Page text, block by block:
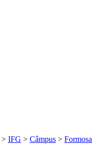
> IFG > Câmpus > Formosa